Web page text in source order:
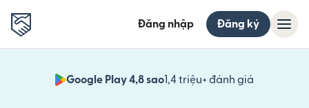
Đăng nhập Đăng ký
Google Play 4,8 sao1,4 triệu+ đánh giá